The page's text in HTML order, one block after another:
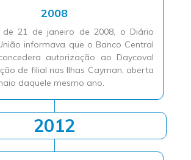
2008
de 21 de janeiro de 2008, o Diário
informava que o Banco Central
autorização ao Daycoval
de filial nas Ilhas Cayman, aberta
daquele mesmo ano.
2012